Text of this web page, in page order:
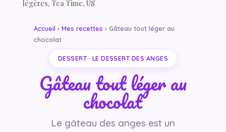
légères, Tea Time, US
Accueil › Mes recettes › Gâteau tout léger au
chocolat
DESSERT · LE DESSERT DES ANGES
Gâteau tout léger au
chocolat
Le gâteau des anges est un